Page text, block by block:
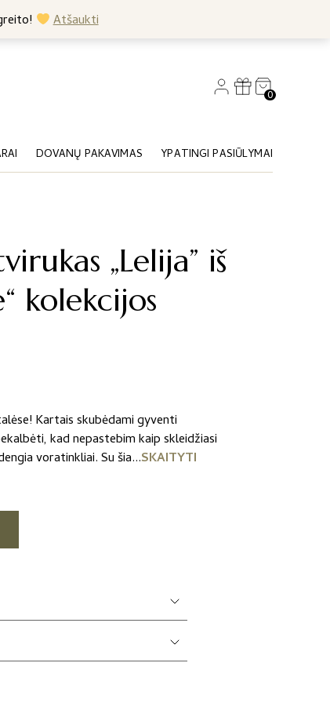
Atšaukti
0
DOVANŲ PAKAVIMAS YPATINGI PASIŪLYMAI
„Lelija” iš
kolekcijos
Kartais skubėdami gyventi
kad nepastebim kaip skleidžiasi
voratinkliai. Su šia...SKAITYTI